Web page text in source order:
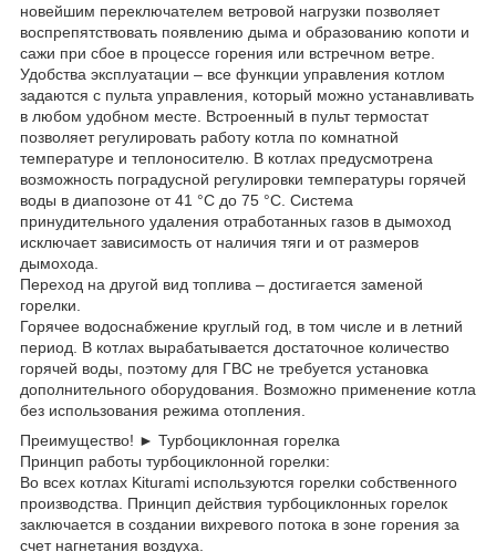
новейшим переключателем ветровой нагрузки позволяет
воспрепятствовать появлению дыма и образованию копоти и
сажи при сбое в процессе горения или встречном ветре.
Удобства эксплуатации – все функции управления котлом
задаются с пульта управления, который можно устанавливать
в любом удобном месте. Встроенный в пульт термостат
позволяет регулировать работу котла по комнатной
температуре и теплоносителю. В котлах предусмотрена
возможность поградусной регулировки температуры горячей
воды в диапозоне от 41 °С до 75 °С. Система
принудительного удаления отработанных газов в дымоход
исключает зависимость от наличия тяги и от размеров
дымохода.
Переход на другой вид топлива – достигается заменой
горелки.
Горячее водоснабжение круглый год, в том числе и в летний
период. В котлах вырабатывается достаточное количество
горячей воды, поэтому для ГВС не требуется установка
дополнительного оборудования. Возможно применение котла
без использования режима отопления.
Преимущество! ► Турбоциклонная горелка
Принцип работы турбоциклонной горелки:
Во всех котлах Kiturami используются горелки собственного
производства. Принцип действия турбоциклонных горелок
заключается в создании вихревого потока в зоне горения за
счет нагнетания воздуха.